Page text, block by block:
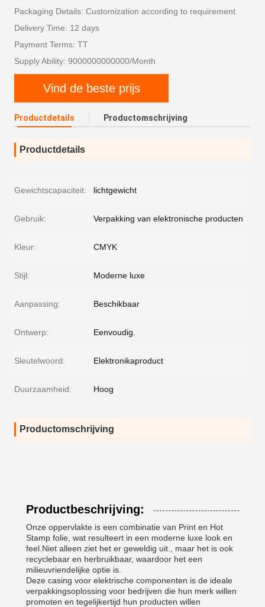
Packaging Details: Customization according to requirement.
Delivery Time: 12 days
Payment Terms: TT
Supply Ability: 9000000000000/Month
Vind de beste prijs
Productdetails Productomschrijving
Productdetails
Gewichtscapaciteit: lichtgewicht
Gebruik: Verpakking van elektronische producten
Kleur: CMYK
Stijl: Moderne luxe
Aanpassing: Beschikbaar
Ontwerp: Eenvoudig.
Sleutelwoord: Elektronikaproduct
Duurzaamheid: Hoog
Productomschrijving
Productbeschrijving:
Onze oppervlakte is een combinatie van Print en Hot
Stamp folie, wat resulteert in een moderne luxe look en
feel.Niet alleen ziet het er geweldig uit., maar het is ook
recyclebaar en herbruikbaar, waardoor het een
milieuvriendelijke optie is.
Deze casing voor elektrische componenten is de ideale
verpakkingsoplossing voor bedrijven die hun merk willen
promoten en tegelijkertijd hun producten willen